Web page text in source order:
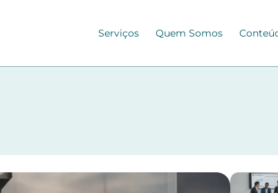
Serviços Quem Somos